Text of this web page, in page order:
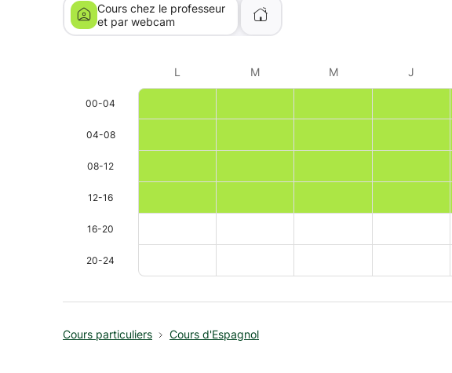
Cours chez le professeur
et par webcam
L M M J
00-04
04-08
08-12
12-16
16-20
20-24
Cours particuliers Cours d'Espagnol